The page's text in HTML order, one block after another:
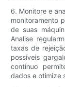
6. Monitore e
monitoramento
de suas
Analise
taxas de
possíveis
contínuo
dados e otimize